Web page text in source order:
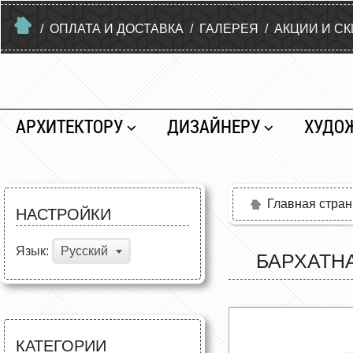
/ ОПЛАТА И ДОСТАВКА / ГАЛЕРЕЯ / АКЦИИ И
АРХИТЕКТОРУ ДИЗАЙНЕРУ
НАСТРОЙКИ
Язык: Русский
КАТЕГОРИИ
Главная